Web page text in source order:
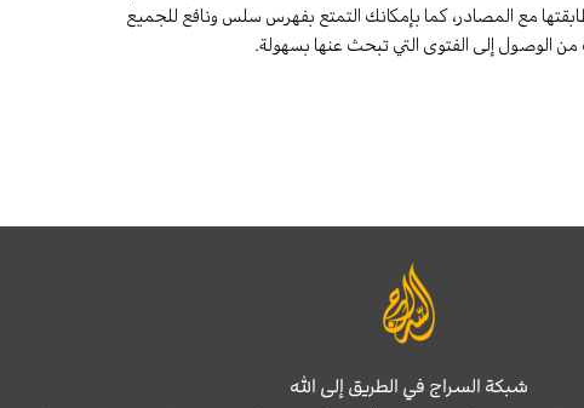
مع المصادر، كما بإمكانك التمتع بفهرس سلس ونافع للجميع
الوصول إلى الفتوى التي تبحث عنها بسهولة.
شبكة السراج في الطريق إلى الله